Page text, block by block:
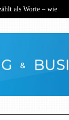
als Worte – wie
als Worte – wie
neu definiert